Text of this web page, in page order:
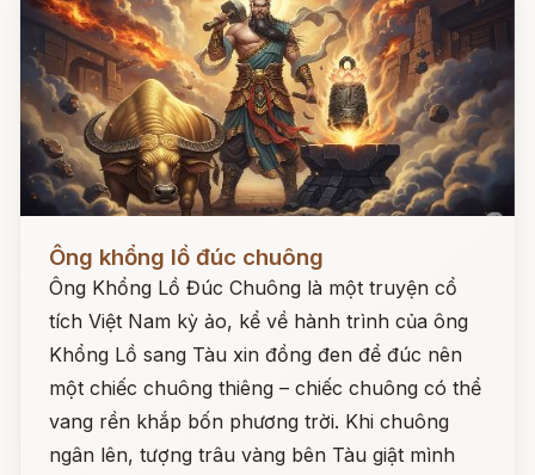
Đọc ngay
Ông khổng lồ đúc chuông
Ông Khổng Lồ Đúc Chuông là một truyện cổ
tích Việt Nam kỳ ảo, kể về hành trình của ông
Khổng Lồ sang Tàu xin đồng đen để đúc nên
một chiếc chuông thiêng – chiếc chuông có thể
vang rền khắp bốn phương trời. Khi chuông
ngân lên, tượng trâu vàng bên Tàu giật mình